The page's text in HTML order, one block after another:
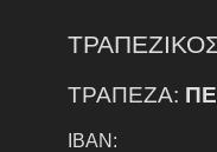
ΤΡΑΠΕΖΑ:
IBAN: